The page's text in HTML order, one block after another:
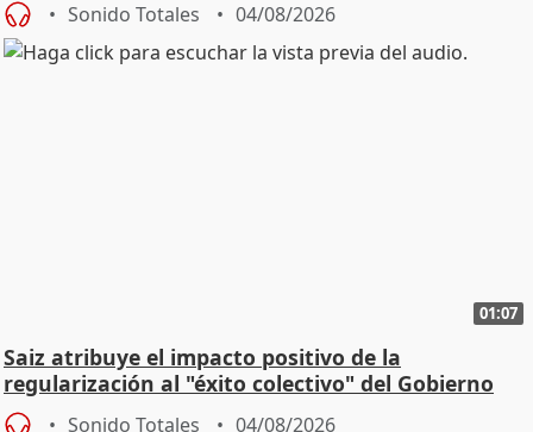
Sonido Totales 04/08/2026
01:07
Saiz atribuye el impacto positivo de la
regularización al "éxito colectivo" del Gobierno
Sonido Totales 04/08/2026